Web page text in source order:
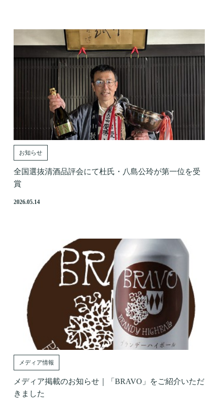
お知らせ
全国選抜清酒品評会にて杜氏・八島公玲が第一位を受
賞
2026.05.14
メディア情報
メディア掲載のお知らせ｜「BRAVO」をご紹介いただ
きました